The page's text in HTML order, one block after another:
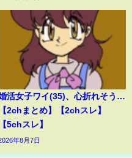
活女子ワイ(35)、心折れそう…
【2chまとめ】【2chスレ】
【5chスレ】
年8月7日